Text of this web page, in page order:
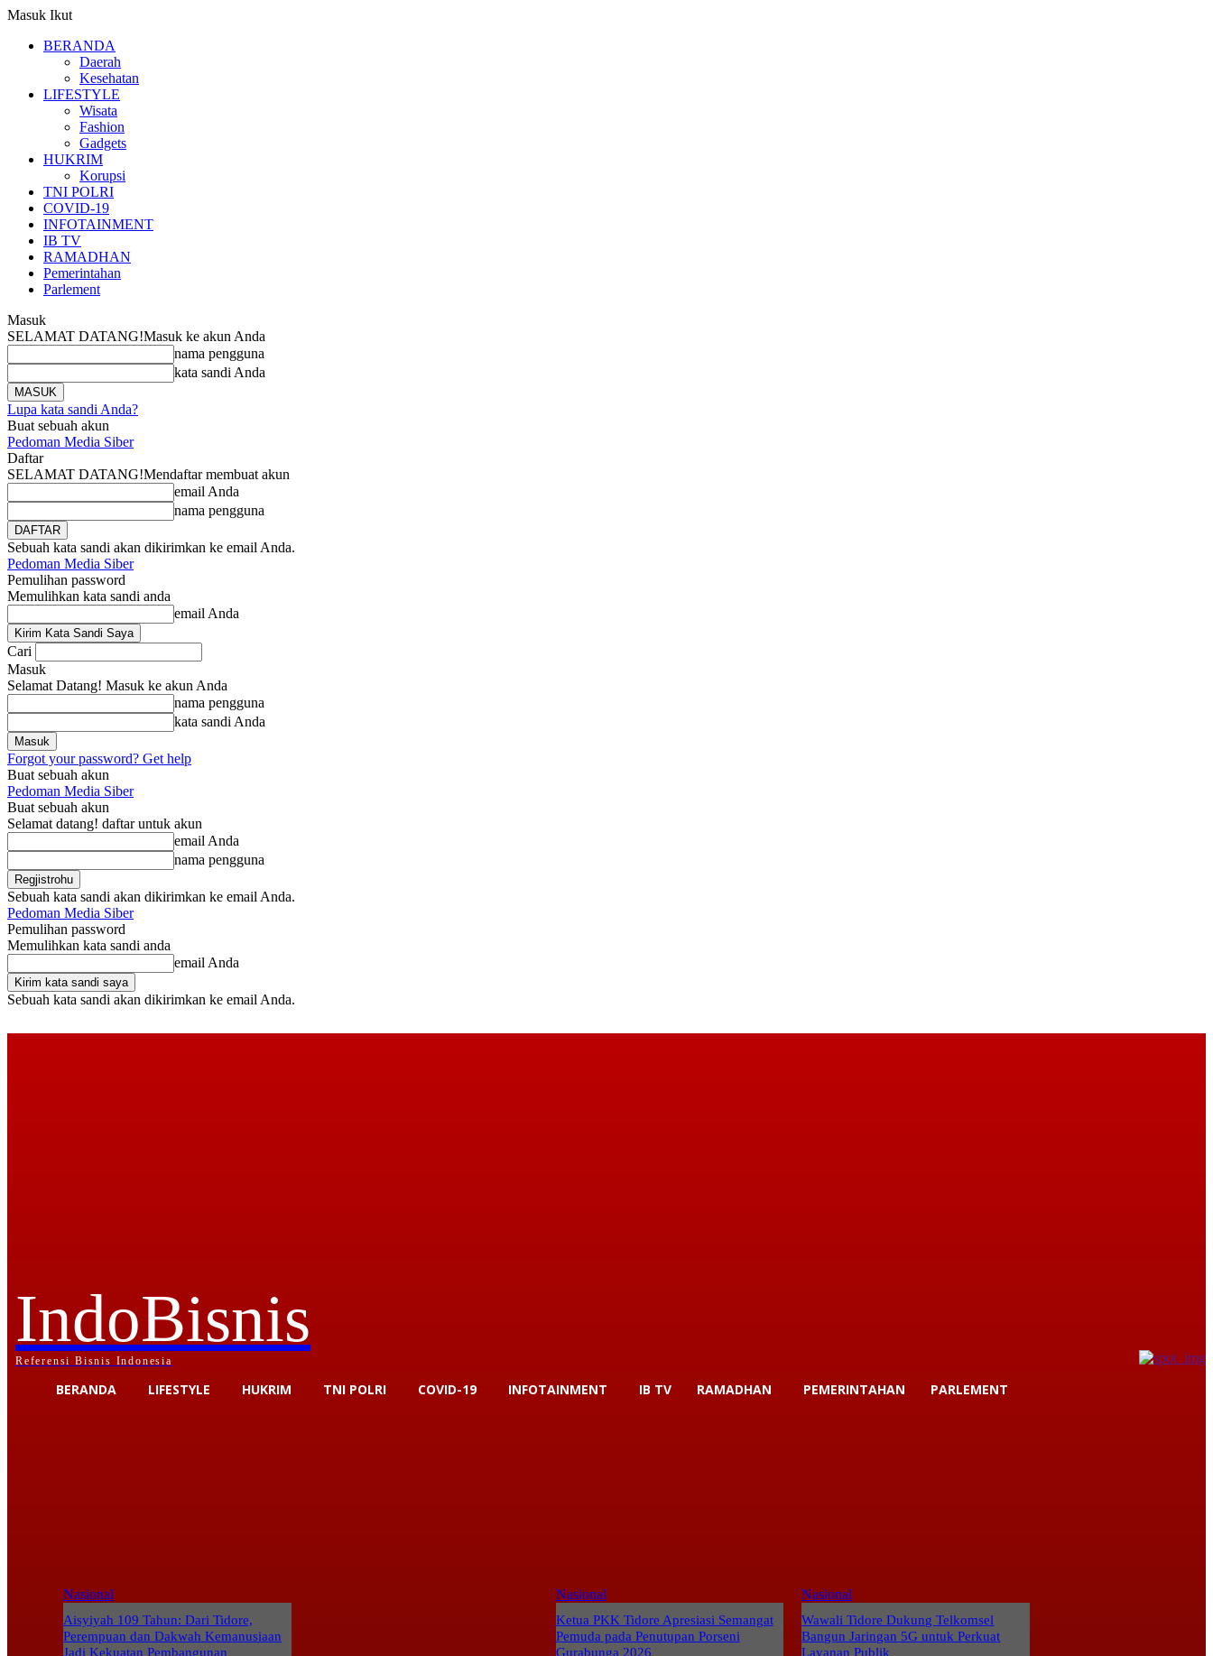
Masuk Ikut
BERANDA
Daerah
Kesehatan
LIFESTYLE
Wisata
Fashion
Gadgets
HUKRIM
Korupsi
TNI POLRI
COVID-19
INFOTAINMENT
IB TV
RAMADHAN
Pemerintahan
Parlement
Masuk
SELAMAT DATANG!Masuk ke akun Anda
nama pengguna
kata sandi Anda
Lupa kata sandi Anda?
Buat sebuah akun
Pedoman Media Siber
Daftar
SELAMAT DATANG!Mendaftar membuat akun
email Anda
nama pengguna
Sebuah kata sandi akan dikirimkan ke email Anda.
Pedoman Media Siber
Pemulihan password
Memulihkan kata sandi anda
email Anda
Cari
Masuk
Selamat Datang! Masuk ke akun Anda
nama pengguna
kata sandi Anda
Forgot your password? Get help
Buat sebuah akun
Pedoman Media Siber
Buat sebuah akun
Selamat datang! daftar untuk akun
email Anda
nama pengguna
Sebuah kata sandi akan dikirimkan ke email Anda.
Pedoman Media Siber
Pemulihan password
Memulihkan kata sandi anda
email Anda
Sebuah kata sandi akan dikirimkan ke email Anda.
IndoBisnis
Referensi Bisnis Indonesia
BERANDA LIFESTYLE HUKRIM TNI POLRI COVID-19 INFOTAINMENT IB TV RAMADHAN PEMERINTAHAN PARLEMENT
Nasional
Aisyiyah 109 Tahun: Dari Tidore,
Perempuan dan Dakwah Kemanusiaan
Jadi Kekuatan Pembangunan
Nasional
Ketua PKK Tidore Apresiasi Semangat
Pemuda pada Penutupan Porseni
Gurabunga 2026
Nasional
Wawali Tidore Dukung Telkomsel
Bangun Jaringan 5G untuk Perkuat
Layanan Publik